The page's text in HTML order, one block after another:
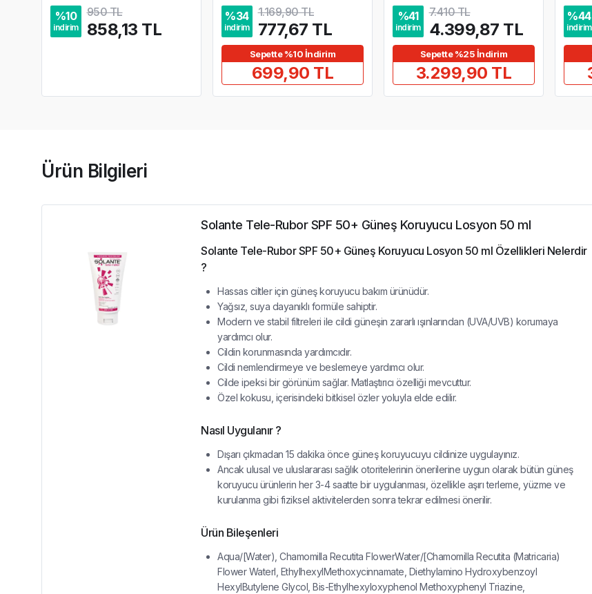
%10
indirim
950 TL
858,13 TL
%34
indirim
1.169,90 TL
777,67 TL
Sepette %10 İndirim
699,90 TL
%41
indirim
7.410 TL
4.399,87 TL
Sepette %25 İndirim
3.299,90 TL
%44
indirim
Ürün Bilgileri
Solante Tele-Rubor SPF 50+ Güneş Koruyucu Losyon 50 ml
Solante Tele-Rubor SPF 50+ Güneş Koruyucu Losyon 50 ml Özellikleri Nelerdir
?
Hassas ciltler için güneş koruyucu bakım ürünüdür.
Yağsız, suya dayanıklı formüle sahiptir.
Modern ve stabil filtreleri ile cildi güneşin zararlı ışınlarından (UVA/UVB) korumaya
yardımcı olur.
Cildin korunmasında yardımcıdır.
Cildi nemlendirmeye ve beslemeye yardımcı olur.
Cilde ipeksi bir görünüm sağlar. Matlaştırıcı özelliği mevcuttur.
Özel kokusu, içerisindeki bitkisel özler yoluyla elde edilir.
Nasıl Uygulanır ?
Dışarı çıkmadan 15 dakika önce güneş koruyucuyu cildinize uygulayınız.
Ancak ulusal ve uluslararası sağlık otoritelerinin önerilerine uygun olarak bütün güneş
koruyucu ürünlerin her 3-4 saatte bir uygulanması, özellikle aşırı terleme, yüzme ve
kurulanma gibi fiziksel aktivitelerden sonra tekrar edilmesi önerilir.
Ürün Bileşenleri
Aqua/[Water), Chamomilla Recutita FlowerWater/[Chamomilla Recutita (Matricaria)
Flower Waterl, EthylhexylMethoxycinnamate, Diethylamino Hydroxybenzoyl
HexylButylene Glycol, Bis-Ethylhexyloxyphenol Methoxyphenyl Triazine,